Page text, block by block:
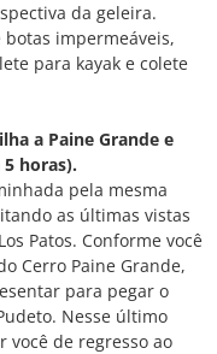
da geleira.
impermeáveis,
para kayak e colete
a Paine Grande e
horas).
pela mesma
as últimas vistas
Patos. Conforme você
Cerro Paine Grande,
para pegar o
Nesse último
você de regresso ao